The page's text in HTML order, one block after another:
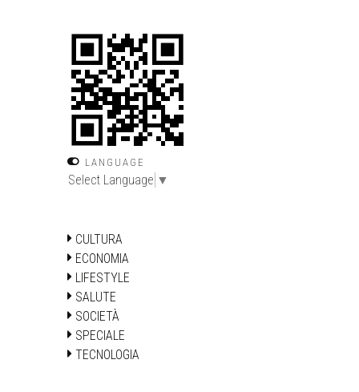
LANGUAGE
Select Language ▼
CULTURA
ECONOMIA
LIFESTYLE
SALUTE
SOCIETÀ
SPECIALE
TECNOLOGIA